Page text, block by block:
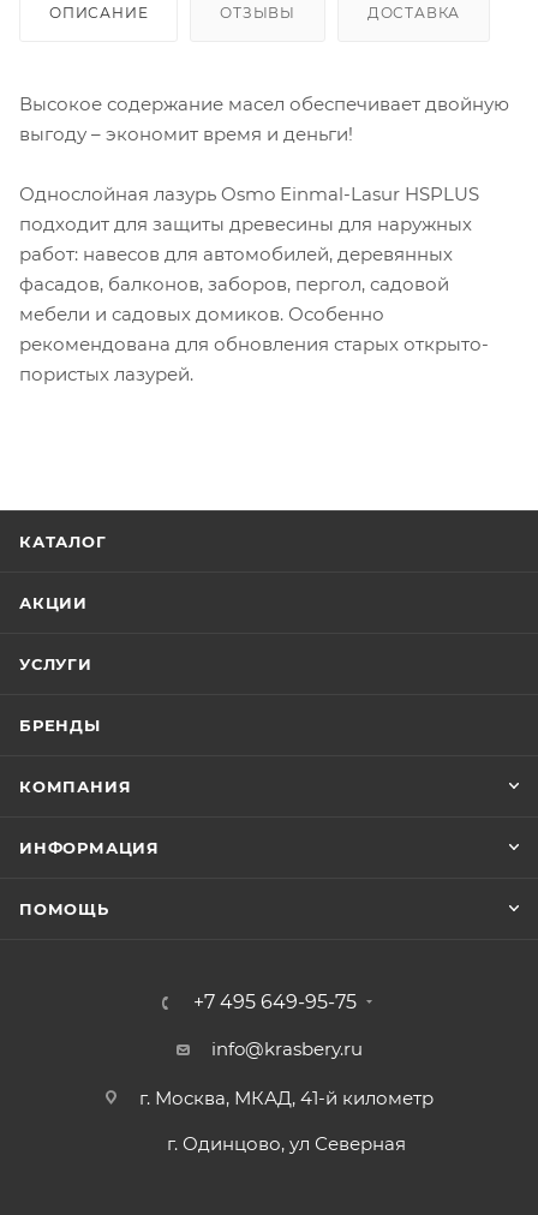
ОПИСАНИЕ ОТЗЫВЫ ДОСТАВКА
Высокое содержание масел обеспечивает двойную
выгоду – экономит время и деньги!
Однослойная лазурь Osmo Einmal-Lasur HSPLUS
подходит для защиты древесины для наружных
работ: навесов для автомобилей, деревянных
фасадов, балконов, заборов, пергол, садовой
мебели и садовых домиков. Особенно
рекомендована для обновления старых открыто-
пористых лазурей.
КАТАЛОГ
АКЦИИ
УСЛУГИ
БРЕНДЫ
КОМПАНИЯ
ИНФОРМАЦИЯ
ПОМОЩЬ
+7 495 649-95-75
info@krasbery.ru
г. Москва, МКАД, 41-й километр
г. Одинцово, ул Северная